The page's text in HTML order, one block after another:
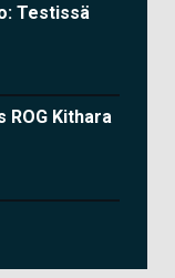
Testissä
ROG Kithara